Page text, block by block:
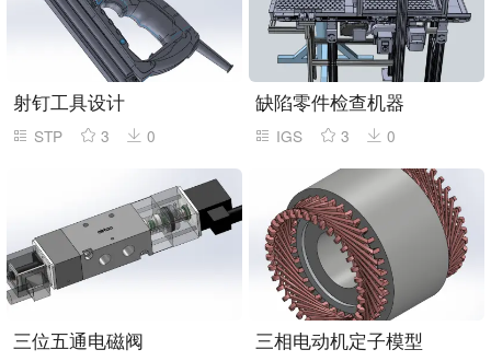
射钉工具设计
STP 3 0
缺陷零件检查机器
IGS 3 0
三位五通电磁阀 三相电动机定子模型